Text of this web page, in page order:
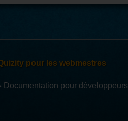
pour les webmestres
Documentation pour développeurs